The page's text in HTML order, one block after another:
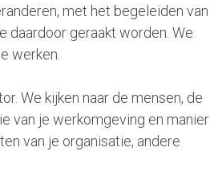
met het begeleiden van
daardoor geraakt worden. We
werken.
We kijken naar de mensen, de
van je werkomgeving en manier
van je organisatie, andere